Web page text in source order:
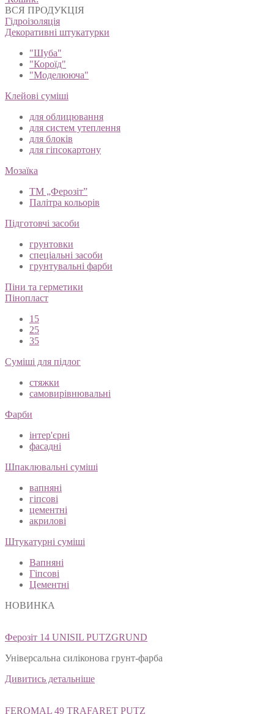
Кошик:
ВСЯ ПРОДУКЦІЯ
Гідроізоляція
"Шуба"
"Короїд"
для облицювання
для систем утеплення
для блоків
ТМ „Ферозіт”
грунтовки
спеціальні засоби
Піни та герметики
15
25
стяжки
інтер'єрні
вапняні
гіпсові
цементні
Вапняні
Гіпсові